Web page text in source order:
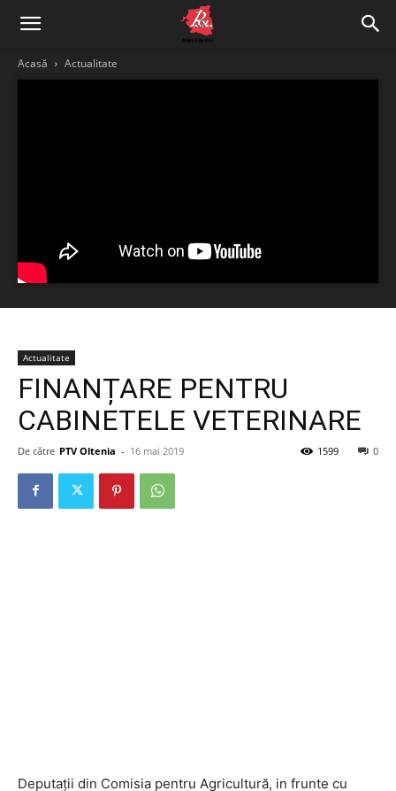
Acasă Actualitate
Actualitate
FINANȚARE PENTRU
CABINETELE VETERINARE
De către PTV Oltenia - 16 mai 2019 0
1599
Deputații din Comisia pentru Agricultură, in frunte cu